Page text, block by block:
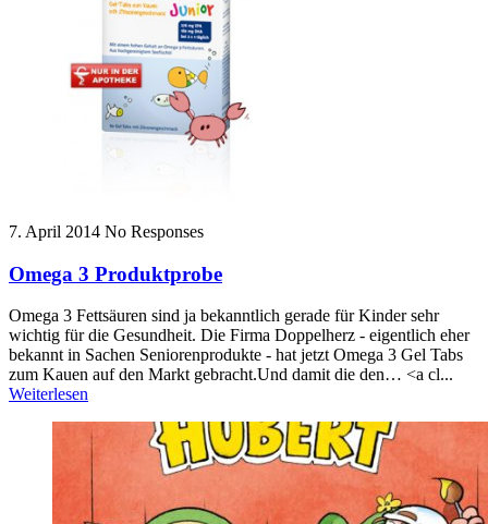
7. April 2014 No Responses
Omega 3 Produktprobe
Omega 3 Fettsäuren sind ja bekanntlich gerade für Kinder sehr
wichtig für die Gesundheit. Die Firma Doppelherz - eigentlich eher
bekannt in Sachen Seniorenprodukte - hat jetzt Omega 3 Gel Tabs
zum Kauen auf den Markt gebracht.Und damit die den… <a cl...
Weiterlesen